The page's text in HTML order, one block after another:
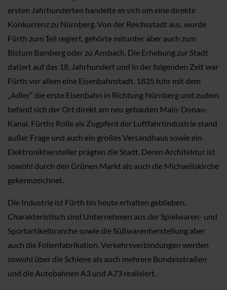
ersten Jahrhunderten handelte es sich um eine direkte
Konkurrenz zu Nürnberg. Von der Reichsstadt aus, wurde
Fürth zum Teil regiert, gehörte mitunter aber auch zum
Bistum Bamberg oder zu Ansbach. Die Erhebung zur Stadt
datiert auf das 18. Jahrhundert und in der folgenden Zeit war
Fürth vor allem eine Eisenbahnstadt. 1835 fuhr mit dem
„Adler“ die erste Eisenbahn in Richtung Nürnberg und zudem
befand sich der Ort direkt am neu gebauten Main-Donau-
Kanal. Fürths Rolle als Zugpferd der Luftfahrtindustrie stand
außer Frage und auch ein großes Versandhaus sowie ein
Elektronikhersteller prägten die Stadt. Deren Architektur ist
sowohl durch den Grünen Markt als auch die Michaeliskirche
gekennzeichnet.
Die Industrie ist Fürth bis heute erhalten geblieben.
Charakteristisch sind Unternehmen aus der Spielwaren- und
Sportartikelbranche sowie die Süßwarenherstellung aber
auch die Folienfabrikation. Verkehrsverbindungen werden
sowohl über die Schiene als auch mehrere Bundesstraßen
und die Autobahnen A3 und A73 realisiert.